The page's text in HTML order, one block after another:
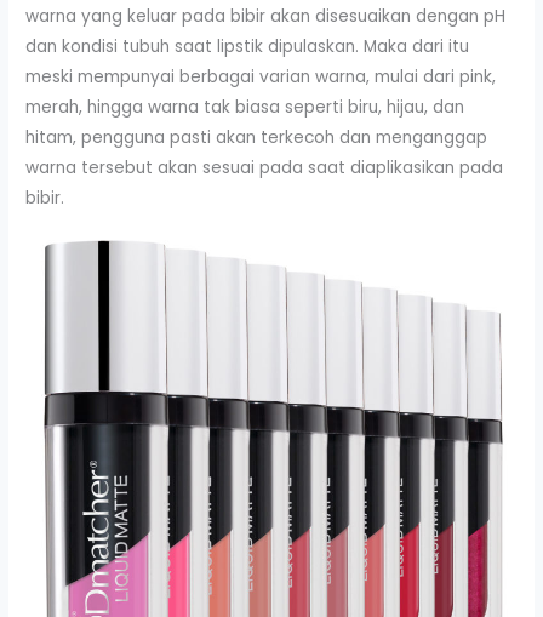
warna yang keluar pada bibir akan disesuaikan dengan pH
dan kondisi tubuh saat lipstik dipulaskan. Maka dari itu
meski mempunyai berbagai varian warna, mulai dari pink,
merah, hingga warna tak biasa seperti biru, hijau, dan
hitam, pengguna pasti akan terkecoh dan menganggap
warna tersebut akan sesuai pada saat diaplikasikan pada
bibir.